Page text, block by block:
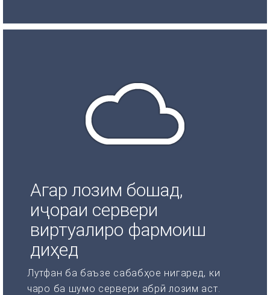
Агар лозим бошад,
иҷораи сервери
виртуалиро фармоиш
диҳед
Лутфан ба баъзе сабабҳое нигаред, ки
чаро ба шумо сервери абрӣ лозим аст.